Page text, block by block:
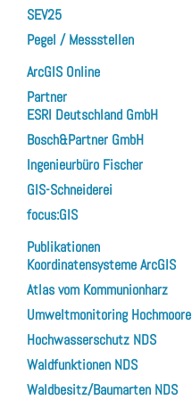
SEV25
Pegel / Messstellen
ArcGIS Online
Partner
ESRI Deutschland GmbH
Bosch&Partner GmbH
Ingenieurbüro Fischer
GIS-Schneiderei
focus:GIS
Publikationen
Koordinatensysteme ArcGIS
Atlas vom Kommunionharz
Umweltmonitoring Hochmoore
Hochwasserschutz NDS
Waldfunktionen NDS
Waldbesitz/Baumarten NDS